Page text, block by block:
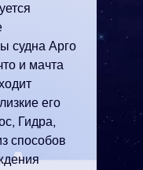
судна Арго
и мачта
его
Гидра,
способов